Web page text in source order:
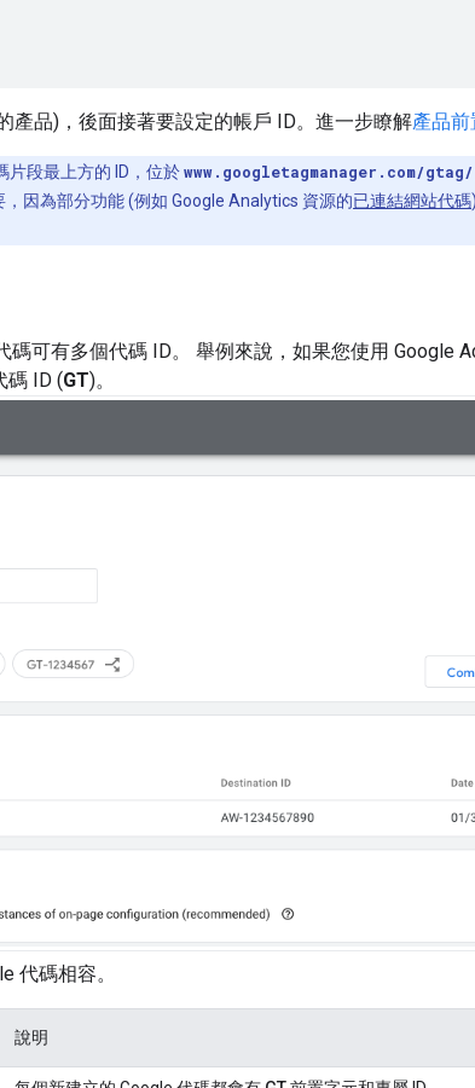
產品)，後面接著要設定的帳戶 ID。進一步瞭解產品前
片段最上方的 ID，位於www.googletagmanager.com/
因為部分功能 (例如 Google Analytics 資源的已連結網站代碼
碼可有多個代碼 ID。 舉例來說，如果您使用 Google
碼 ID (GT)。
代碼相容。
說明